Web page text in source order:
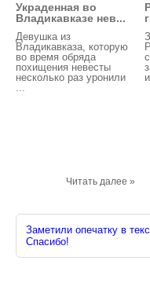
Украденная во
Владикавказе нев...
Девушка из
Владикавказа, которую
во время обряда
похищения невесты
несколько раз уронили
...
Читать далее »
Заметили опечатку в
Спасибо!